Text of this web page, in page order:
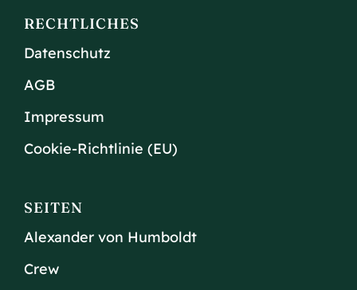
RECHTLICHES
Datenschutz
AGB
Impressum
Cookie-Richtlinie (EU)
SEITEN
Alexander von Humboldt
Crew